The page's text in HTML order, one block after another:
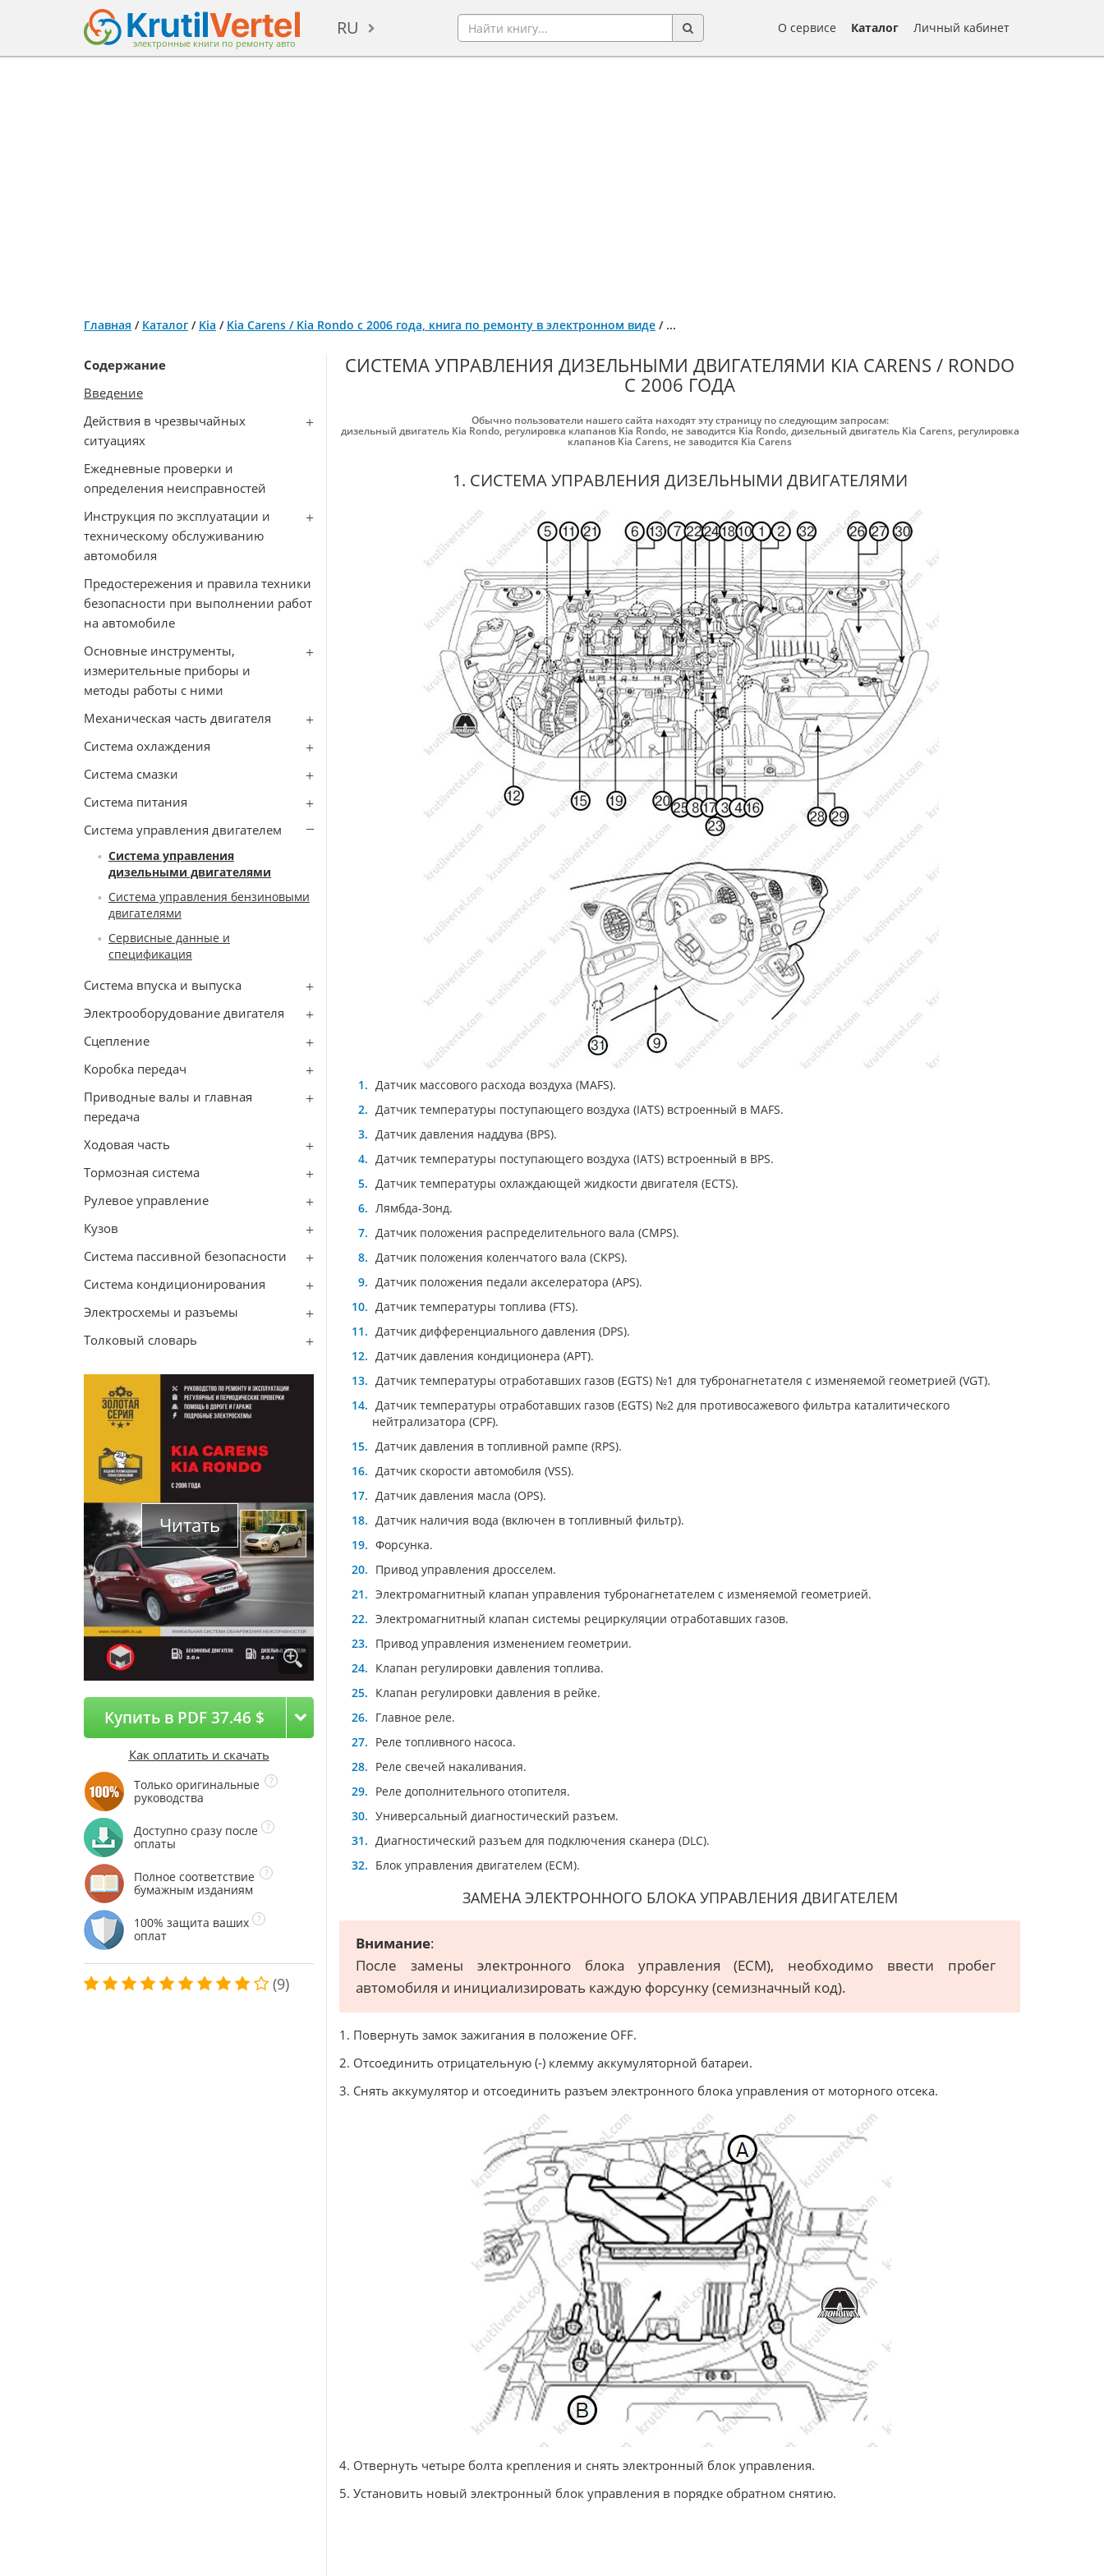
электронные книги по ремонту авто
RU О сервисе Каталог Личный кабинет
Главная / Каталог / Kia / Kia Carens / Kia Rondo с 2006 года, книга по ремонту в электронном виде / ...
Содержание
Введение
Действия в чрезвычайных
ситуациях
Ежедневные проверки и
определения неисправностей
Инструкция по эксплуатации и
техническому обслуживанию
автомобиля
Предостережения и правила техники
безопасности при выполнении работ
на автомобиле
Основные инструменты,
измерительные приборы и
методы работы с ними
Механическая часть двигателя
Система охлаждения
Система смазки
Система питания
Система управления двигателем
Система управления
дизельными двигателями
Система управления бензиновыми
двигателями
Сервисные данные и
спецификация
Система впуска и выпуска
Электрооборудование двигателя
Сцепление
Коробка передач
Приводные валы и главная
передача
Ходовая часть
Тормозная система
Рулевое управление
Кузов
Система пассивной безопасности
Система кондиционирования
Электросхемы и разъемы
Толковый словарь
Читать
Купить в PDF 37.46 $
Как оплатить и скачать
Только оригинальные
руководства
Доступно сразу после
оплаты
Полное соответствие
бумажным изданиям
100% защита ваших
оплат
(9)
СИСТЕМА УПРАВЛЕНИЯ ДИЗЕЛЬНЫМИ ДВИГАТЕЛЯМИ KIA CARENS / RONDO
С 2006 ГОДА
Обычно пользователи нашего сайта находят эту страницу по следующим запросам:
дизельный двигатель Kia Rondo, регулировка клапанов Kia Rondo, не заводится Kia Rondo,дизельный двигатель Kia Carens, регулировка
клапанов Kia Carens, не заводится Kia Carens
1. СИСТЕМА УПРАВЛЕНИЯ ДИЗЕЛЬНЫМИ ДВИГАТЕЛЯМИ
Датчик массового расхода воздуха (MAFS).
Датчик температуры поступающего воздуха (IATS) встроенный в MAFS.
Датчик давления наддува (BPS).
Датчик температуры поступающего воздуха (IATS) встроенный в BPS.
Датчик температуры охлаждающей жидкости двигателя (ECTS).
Лямбда-Зонд.
Датчик положения распределительного вала (CMPS).
Датчик положения коленчатого вала (CKPS).
Датчик положения педали акселератора (APS).
Датчик температуры топлива (FTS).
Датчик дифференциального давления (DPS).
Датчик давления кондиционера (APT).
Датчик температуры отработавших газов (EGTS) №1 для тубронагнетателя с изменяемой геометрией (VGT).
Датчик температуры отработавших газов (EGTS) №2 для противосажевого фильтра каталитического
нейтрализатора (CPF).
Датчик давления в топливной рампе (RPS).
Датчик скорости автомобиля (VSS).
Датчик давления масла (OPS).
Датчик наличия вода (включен в топливный фильтр).
Форсунка.
Привод управления дросселем.
Электромагнитный клапан управления тубронагнетателем с изменяемой геометрией.
Электромагнитный клапан системы рециркуляции отработавших газов.
Привод управления изменением геометрии.
Клапан регулировки давления топлива.
Клапан регулировки давления в рейке.
Главное реле.
Реле топливного насоса.
Реле свечей накаливания.
Реле дополнительного отопителя.
Универсальный диагностический разъем.
Диагностический разъем для подключения сканера (DLC).
Блок управления двигателем (ECM).
ЗАМЕНА ЭЛЕКТРОННОГО БЛОКА УПРАВЛЕНИЯ ДВИГАТЕЛЕМ
Внимание:
После замены электронного блока управления (ECM), необходимо ввести пробег
автомобиля и инициализировать каждую форсунку (семизначный код).
1. Повернуть замок зажигания в положение OFF.
2. Отсоединить отрицательную (-) клемму аккумуляторной батареи.
3. Снять аккумулятор и отсоединить разъем электронного блока управления от моторного отсека.
4. Отвернуть четыре болта крепления и снять электронный блок управления.
5. Установить новый электронный блок управления в порядке обратном снятию.